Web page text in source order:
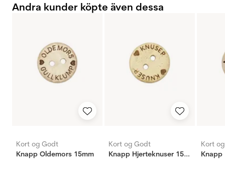
Andra kunder köpte även dessa
Kort og Godt
Knapp Oldemors 15mm
Kort og Godt
Knapp Hjerteknuser 15mm
Kort
Knapp